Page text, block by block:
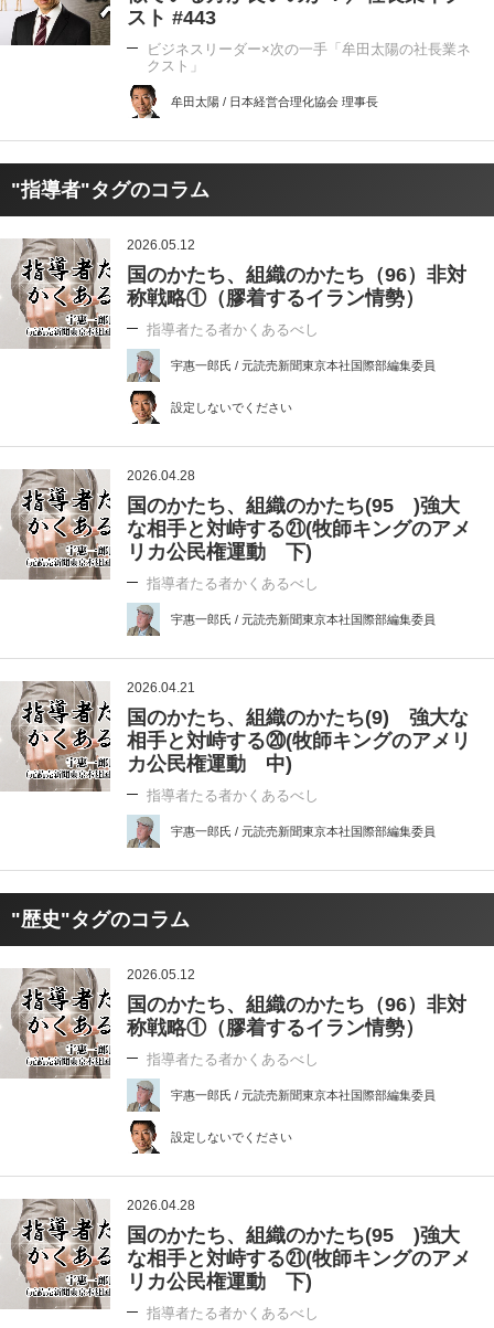
スト #443
ビジネスリーダー×次の一手「牟田太陽の社長業ネ
クスト」
牟田太陽 / 日本経営合理化協会 理事長
"指導者"タグのコラム
2026.05.12
国のかたち、組織のかたち（96）非対
称戦略①（膠着するイラン情勢）
指導者たる者かくあるべし
宇惠一郎氏 / 元読売新聞東京本社国際部編集委員
設定しないでください
2026.04.28
国のかたち、組織のかたち(95 )強大
な相手と対峙する㉑(牧師キングのアメ
リカ公民権運動 下)
指導者たる者かくあるべし
宇惠一郎氏 / 元読売新聞東京本社国際部編集委員
2026.04.21
国のかたち、組織のかたち(9) 強大な
相手と対峙する⑳(牧師キングのアメリ
カ公民権運動 中)
指導者たる者かくあるべし
宇惠一郎氏 / 元読売新聞東京本社国際部編集委員
"歴史"タグのコラム
2026.05.12
国のかたち、組織のかたち（96）非対
称戦略①（膠着するイラン情勢）
指導者たる者かくあるべし
宇惠一郎氏 / 元読売新聞東京本社国際部編集委員
設定しないでください
2026.04.28
国のかたち、組織のかたち(95 )強大
な相手と対峙する㉑(牧師キングのアメ
リカ公民権運動 下)
指導者たる者かくあるべし